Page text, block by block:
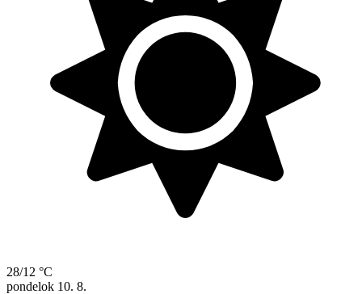
28/12 °C
pondelok 10. 8.